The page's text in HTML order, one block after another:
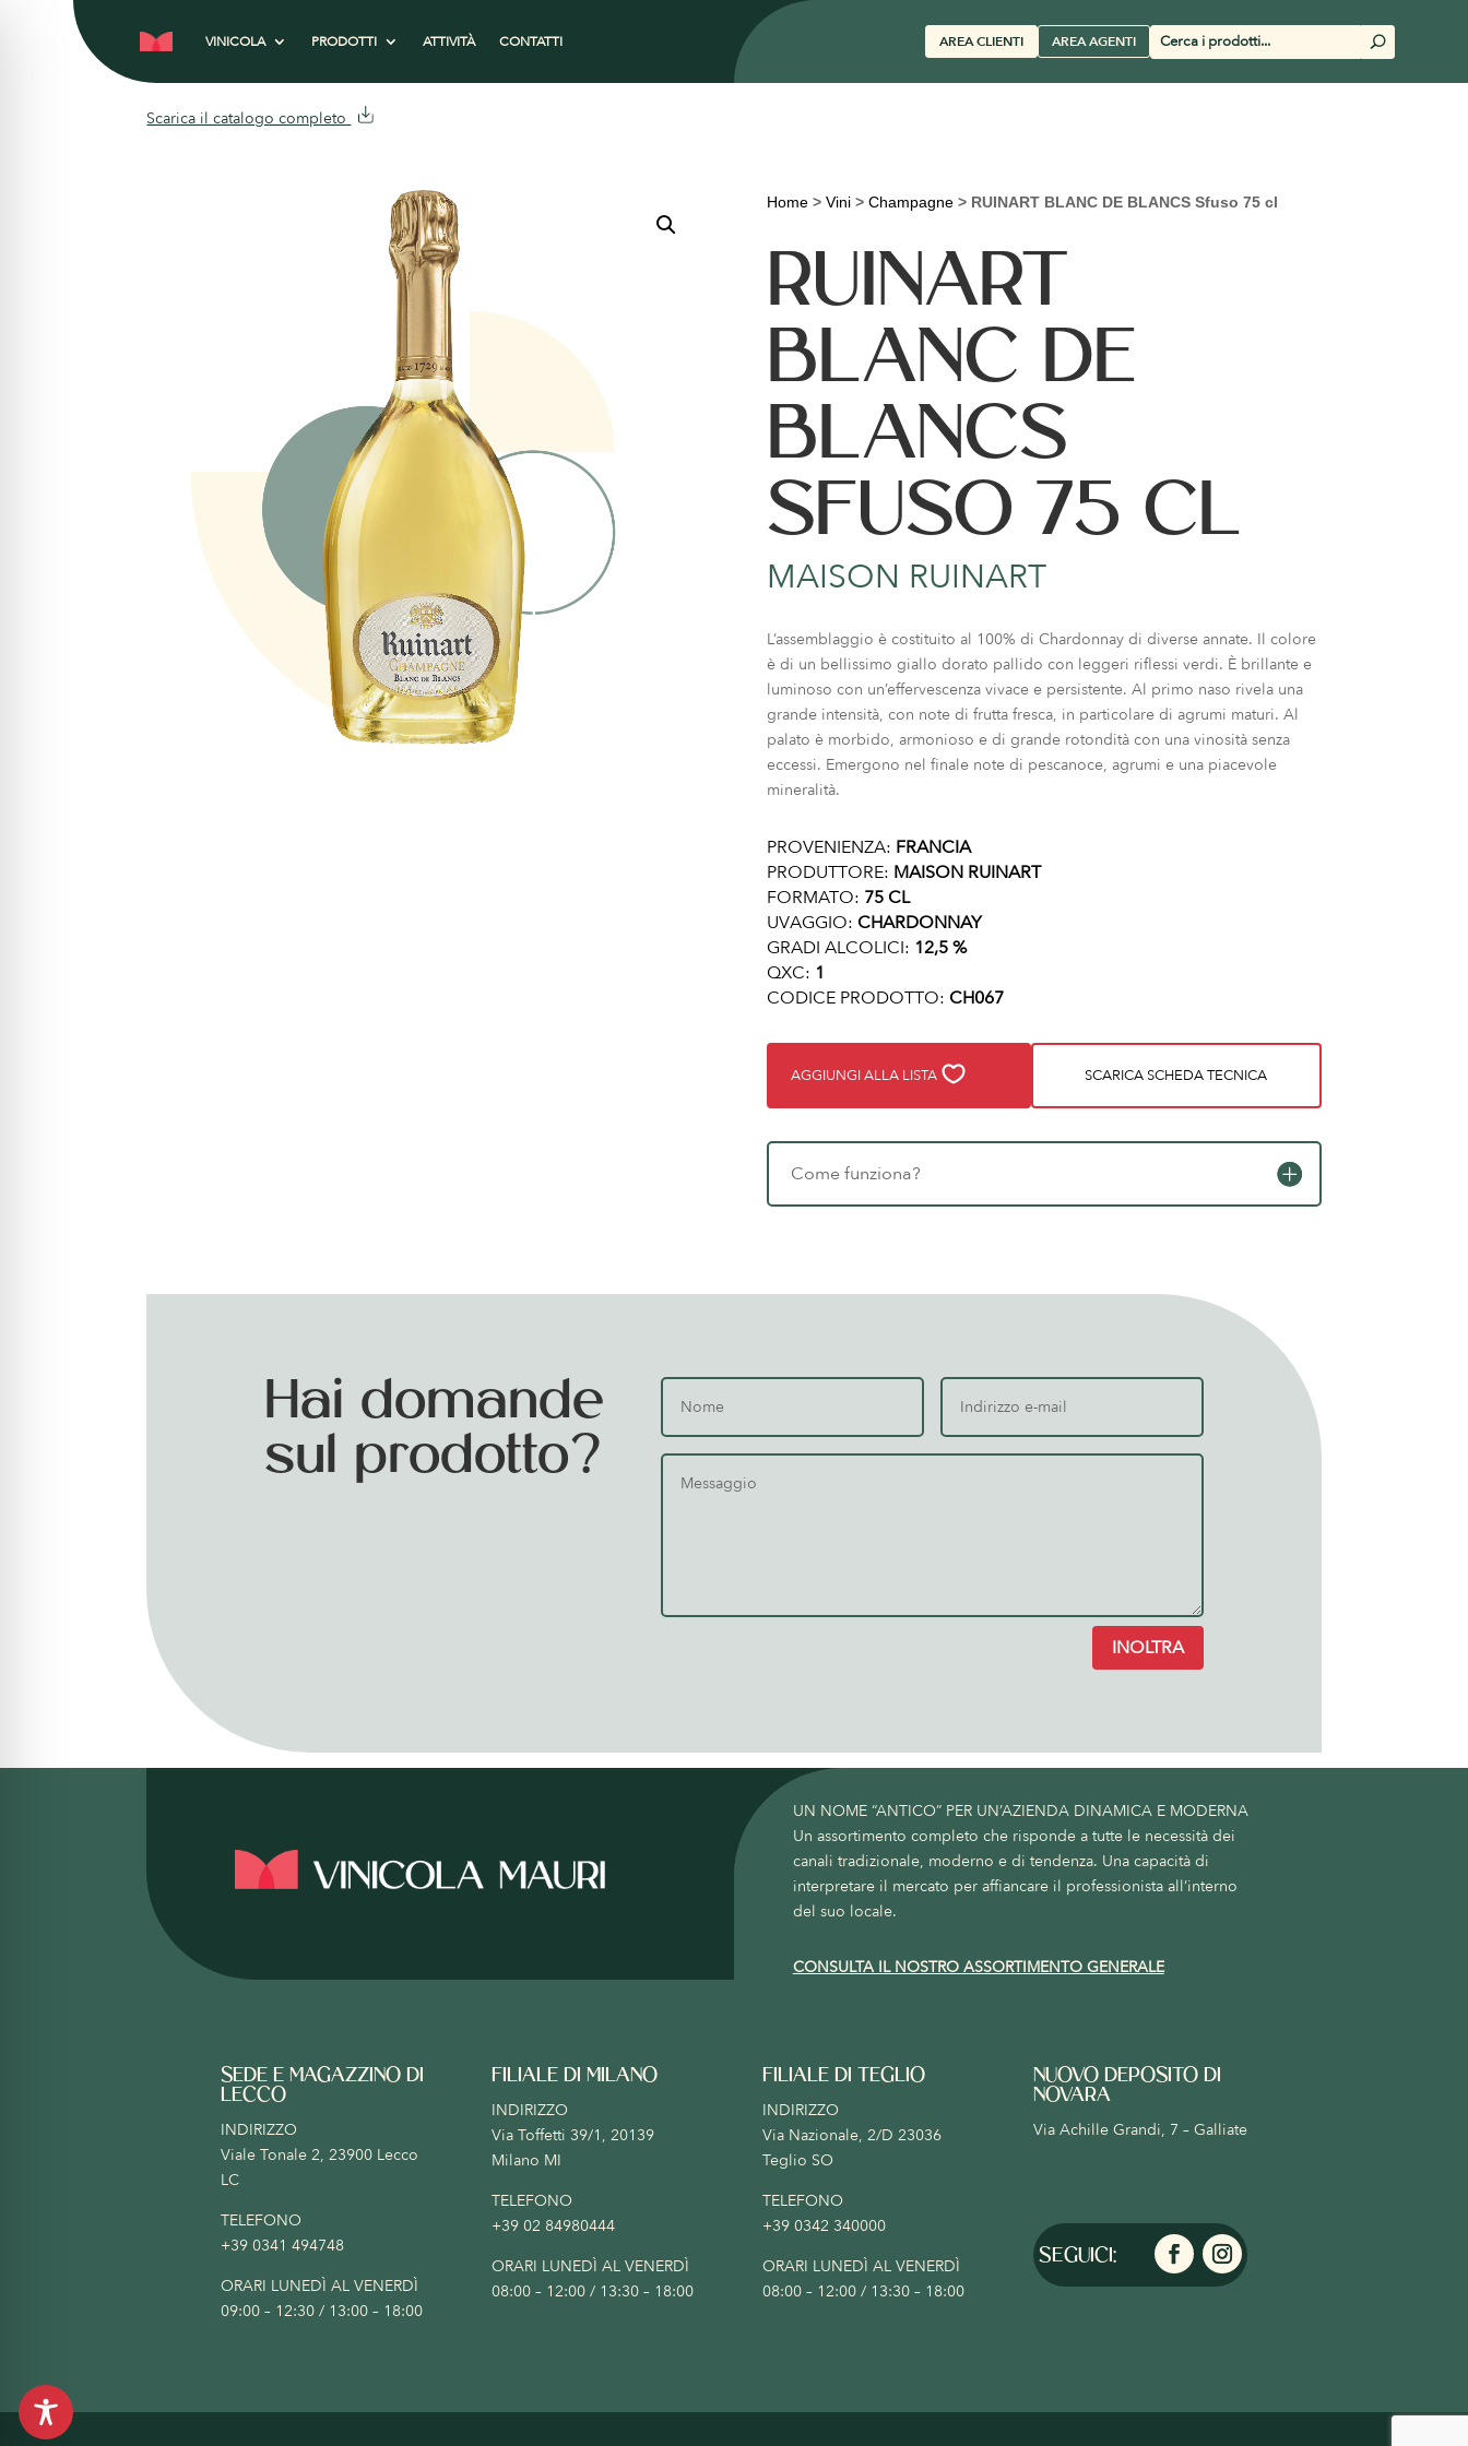
VINICOLA PRODOTTI ATTIVITÀ CONTATTI AREA CLIENTI AREA AGENTI
Cerca
prodotti
U
Scarica il catalogo completo
Home> Vini> Champagne> RUINART BLANC DE BLANCS Sfuso 75 cl
RUINART
BLANC DE
BLANCS
SFUSO 75 CL
MAISON RUINART
L’assemblaggio è costituito al 100% di Chardonnay di diverse annate. Il colore
è di un bellissimo giallo dorato pallido con leggeri riflessi verdi. È brillante e
luminoso con un’effervescenza vivace e persistente. Al primo naso rivela una
grande intensità, con note di frutta fresca, in particolare di agrumi maturi. Al
palato è morbido, armonioso e di grande rotondità con una vinosità senza
eccessi. Emergono nel finale note di pescanoce, agrumi e una piacevole
mineralità.
PROVENIENZA: FRANCIA
PRODUTTORE: MAISON RUINART
FORMATO: 75 CL
UVAGGIO: CHARDONNAY
GRADI ALCOLICI: 12,5 %
QXC: 1
CODICE PRODOTTO: CH067
AGGIUNGI ALLA LISTA SCARICA SCHEDA TECNICA
Come funziona?
Hai domande
sul prodotto?
INOLTRA
UN NOME “ANTICO” PER UN’AZIENDA DINAMICA E MODERNA
Un assortimento completo che risponde a tutte le necessità dei
canali tradizionale, moderno e di tendenza. Una capacità di
interpretare il mercato per affiancare il professionista all’interno
del suo locale.
CONSULTA IL NOSTRO ASSORTIMENTO GENERALE
SEDE E MAGAZZINO DI
LECCO
INDIRIZZO
Viale Tonale 2, 23900 Lecco
LC
TELEFONO
+39 0341 494748
ORARI LUNEDÌ AL VENERDÌ
09:00 – 12:30 / 13:00 – 18:00
FILIALE DI MILANO
INDIRIZZO
Via Toffetti 39/1, 20139
Milano MI
TELEFONO
+39 02 84980444
ORARI LUNEDÌ AL VENERDÌ
08:00 – 12:00 / 13:30 – 18:00
FILIALE DI TEGLIO
INDIRIZZO
Via Nazionale, 2/D 23036
Teglio SO
TELEFONO
+39 0342 340000
ORARI LUNEDÌ AL VENERDÌ
08:00 – 12:00 / 13:30 – 18:00
NUOVO DEPOSITO DI
NOVARA
Via Achille Grandi, 7 – Galliate